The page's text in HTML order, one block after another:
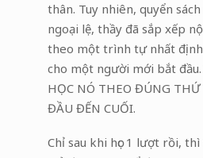
thân. Tuy nhiên, quyển
ngoại lệ, thầy đã sắp xếp
theo một trình tự nhất
cho một người mới bắt đầu.
HỌC NÓ THEO ĐÚNG
ĐẦU ĐẾN CUỐI.
Chỉ sau khi học 1 lượt rồi,